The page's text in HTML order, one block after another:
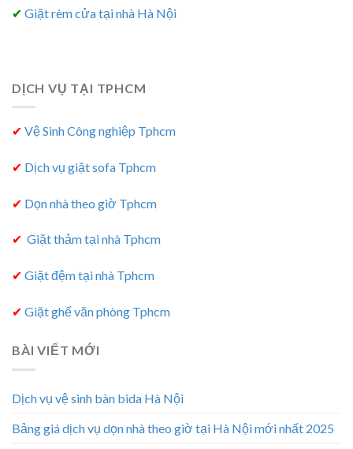
✔ Giặt rèm cửa tại nhà Hà Nội
DỊCH VỤ TẠI TPHCM
✔ Vệ Sinh Công nghiệp Tphcm
✔ Dịch vụ giặt sofa Tphcm
✔ Dọn nhà theo giờ Tphcm
✔ Giặt thảm tại nhà Tphcm
✔ Giặt đệm tại nhà Tphcm
✔ Giặt ghế văn phòng Tphcm
BÀI VIẾT MỚI
Dịch vụ vệ sinh bàn bida Hà Nội
Bảng giá dịch vụ dọn nhà theo giờ tại Hà Nội mới nhất 2025